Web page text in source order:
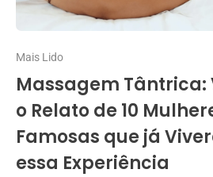
Mais Lido
Massagem Tântrica:
o Relato de 10
Famosas que já
essa Experiência